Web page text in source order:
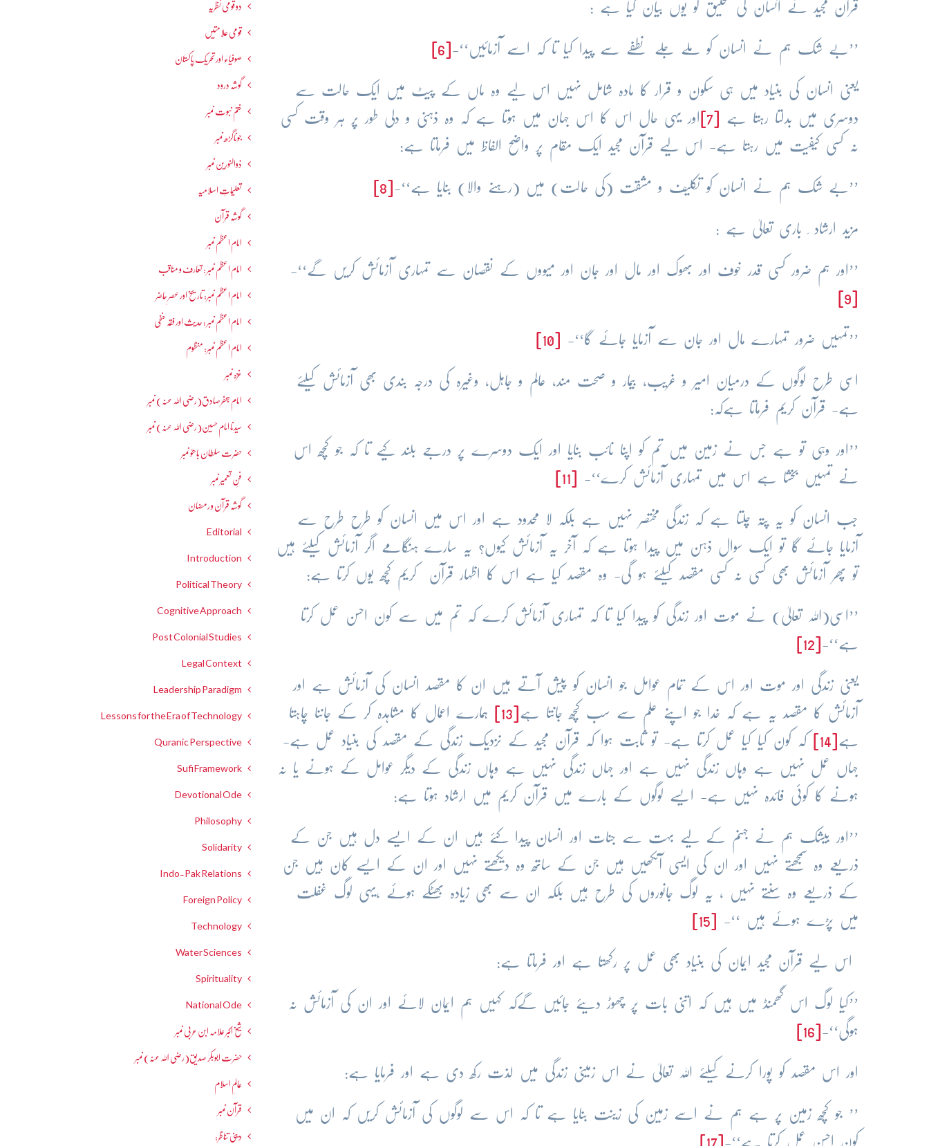
قرآن مجید نے انسان کی تخلیق کو یوں بیان کیا ہے :
’’بے شک ہم نے انسان کو ملے جلے نطفے سے پیدا کیا تا کہ اسے آزمائیں‘‘-
یعنی انسان کی بنیاد میں ہی سکون و قرار کا مادہ شامل نہیں اس لیے وہ ماں کے پیٹ میں ایک حالت سے
دوسری میں بدلتا رہتا ہے اور یہی حال اس کا اس جہان میں ہوتا ہے کہ وہ ذہنی و دلی طور پر ہر وقت کسی
نہ کسی کیفیت میں رہتا ہے- اس لیے قرآن مجید ایک مقام پر واضح الفاظ میں فرماتا ہے:
’’بے شک ہم نے انسان کو تکلیف و مشقت (کی حالت) میں (رہنے والا) بنایا ہے‘‘-
مزید ارشاد ِ باری تعالیٰ ہے :
’’اور ہم ضرور کسی قدر خوف اور بھوک اور مال اور جان اور میووں کے نقصان سے تمہاری آزمائش کریں گے‘‘-
’’تمہیں ضرور تمہارے مال اور جان سے آزمایا جائے گا‘‘-
اسی طرح لوگوں کے درمیان امیر و غریب، بیمار و صحت مند، عالم و جاہل، وغیرہ کی درجہ بندی بھی آزمائش کیلئے
ہے- قرآن کریم فرماتا ہےکہ:
’’اور وہی تو ہے جس نے زمین میں تم کو اپنا نائب بنایا اور ایک دوسرے پر درجے بلند کیے تا کہ جو کچھ اس
نے تمہیں بخشا ہے اس میں تمہاری آزمائش کرے‘‘-
جب انسان کو یہ پتہ چلتا ہے کہ زندگی مختصر نہیں ہے بلکہ لا محدود ہے اور اس میں انسان کو طرح طرح سے
آزمایا جائے گا تو ایک سوال ذہن میں پیدا ہوتا ہے کہ آخر یہ آزمائش کیوں؟ یہ سارے ہنگامے اگر آزمائش کیلئے ہیں
تو پھر آزمائش بھی کسی نہ کسی مقصد کیلئے ہو گی- وہ مقصد کیا ہے اس کا اظہار قرآن کریم کچھ یوں کرتا ہے:
’’اسی(اللہ تعالیٰ) نے موت اور زندگی کو پیدا کیا تا کہ تمہاری آزمائش کرے کہ تم میں سے کون احسن عمل کرتا
ہے‘‘-
یعنی زندگی اور موت اور اس کے تمام عوامل جو انسان کو پیش آتے ہیں ان کا مقصد انسان کی آزمائش ہے اور
آزمائش کا مقصد یہ ہے کہ خدا جو اپنے علم سے سب کچھ جانتا ہے ہمارے اعمال کا مشاہدہ کر کے جاننا چاہتا
ہے کہ کون کیا کیا عمل کرتا ہے- تو ثابت ہوا کہ قرآن مجید کے نزدیک زندگی کے مقصد کی بنیاد عمل ہے-
جہاں عمل نہیں ہے وہاں زندگی نہیں ہے اور جہاں زندگی نہیں ہے وہاں زندگی کے دیگر عوامل کے ہونے یا نہ
ہونے کا کوئی فائدہ نہیں ہے- ایسے لوگوں کے بارے میں قرآن کریم میں ارشاد ہوتا ہے:
’’اور بیشک ہم نے جہنم کے لیے بہت سے جنات اور انسان پیدا کئے ہیں ان کے ایسے دل ہیں جن کے
ذریعے وہ سمجھتے نہیں اور ان کی ایسی آنکھیں ہیں جن کے ساتھ وہ دیکھتے نہیں اور ان کے ایسے کان ہیں جن
کے ذریعے وہ سنتے نہیں ، یہ لوگ جانوروں کی طرح ہیں بلکہ ان سے بھی زیادہ بھٹکے ہوئے ،یہی لوگ غفلت
میں پڑے ہوئے ہیں ‘‘-
اس لیے قرآن مجید ایمان کی بنیاد بھی عمل پر رکھتا ہے اور فرماتا ہے:
’’کیا لوگ اس گھمنڈ میں ہیں کہ اتنی بات پر چھوڑ دیئے جائیں گےکہ کہیں ہم ایمان لائے اور ان کی آزمائش نہ
ہوگی‘‘-
اور اس مقصد کو پورا کرنے کیلئے اللہ تعالیٰ نے اس زمینی زندگی میں لذت رکھ دی ہے اور فرمایا ہے:
’’ جو کچھ زمین پر ہے ہم نے اسے زمین کی زینت بنایا ہے تا کہ اس سے لوگوں کی آزمائش کریں کہ ان میں
کون احسن عمل کرتا ہے‘‘-
دو قومی نظریہ
قومی علامتیں
صوفیاء اور تحریک ِپاکستان
گوشہ درود
ختم نبوت نمبر
جوناگڑھ نمبر
ذوالنورین نمبر
تعلیماتِ اسلامیہ
گوشہ قرآن
امام اعظم نمبر
امام اعظم نمبر : تعارف و مناقب
امام اعظم نمبر: تاریخ اور عصرِ حاضر
امام اعظم نمبر : حدیث اور فقہ حنفی
امام اعظم نمبر: منظوم
غزہ نمبر
امام جعفرصادق(رضی اللہ عنہ) نمبر
سیدنا امام حسین(رضی اللہ عنہ) نمبر
حضرت سلطان باھوؒ نمبر
فنِ تعمیر نمبر
گوشہ قرآن و رمضان
Editorial
Introduction
Political Theory
Cognitive Approach
Post Colonial Studies
Legal Context
Leadership Paradigm
Lessons for the Era of Technology
Quranic Perspective
Sufi Framework
Devotional Ode
Philosophy
Solidarity
Indo-Pak Relations
Foreign Policy
Technology
Water Sciences
Spirituality
National Ode
شیخ اکبر علامہ ابن عربی نمبر
حضرت ابوبکر صدیق(رضی اللہ عنہ) نمبر
عالمِ اسلام
قرآن نمبر
دینی تناظر: